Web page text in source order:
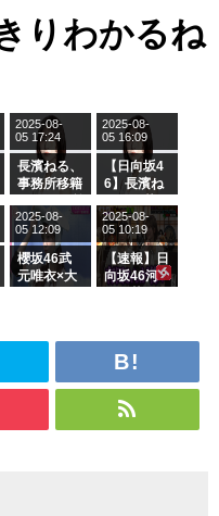
りわかるね
長濱ねる、
事務所移籍
属を発表
2025-08-
05 17:24
【日向坂4
6】長濱ね
ら移籍しフ
ラーム所属
に。これで
事務所に所
属している
がこちら
2025-08-
05 16:09
櫻坂46武
元唯衣×大
さんに恐怖
ナンタラ】
2025-08-
05 12:09
【速報】日
向坂46河
2025-08-
05 10:19